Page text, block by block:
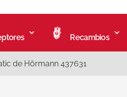
Recambios
de Hörmann 437631